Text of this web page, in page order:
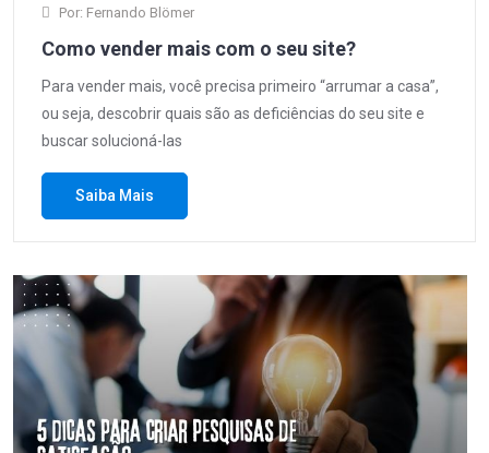
Por: Fernando Blömer
Como vender mais com o seu site?
Para vender mais, você precisa primeiro “arrumar a casa”,
ou seja, descobrir quais são as deficiências do seu site e
buscar solucioná-las
Saiba Mais